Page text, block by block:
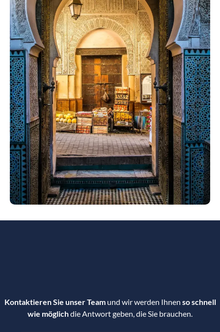
Kontaktieren Sie unser Teamund wir werden Ihnen so schnell
wie möglichdie Antwort geben, die Sie brauchen.